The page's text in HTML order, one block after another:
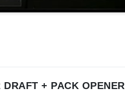
DRAFT + PACK OPENER